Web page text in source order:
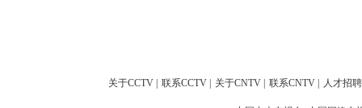
关于CCTV 联系CCTV 关于CNTV 联系CNTV 人才招聘